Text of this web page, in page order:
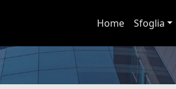
Home Sfoglia